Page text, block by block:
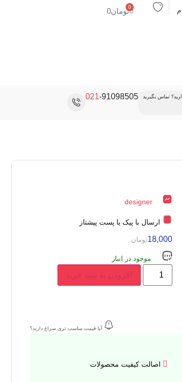
تومان0 0
تماس بگیرید 021-91098505
designer
ارسال با پیک یا پست پیشتاز
18,000تومان
موجود در انبار
افزودن به سبد خرید
آیا قیمت مناسب تری سراغ دارید؟
اصالت کیفیت محصولات